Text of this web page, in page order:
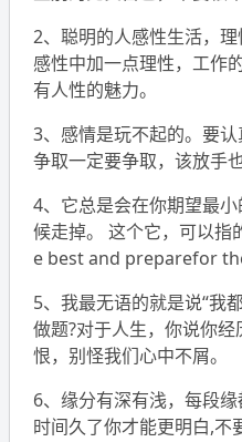
2、聪明的人感性生活，
感性中加一点理性，工作
有人性的魅力。
3、感情是玩不起的。要
争取一定要争取，该放手
4、它总是会在你期望最
候走掉。 这个它，可以
e best and preparefor
5、我最无语的就是说“我
做题?对于人生，你说你
恨，别怪我们心中不屑。
6、缘分有深有浅，每段
时间久了你才能更明白,不